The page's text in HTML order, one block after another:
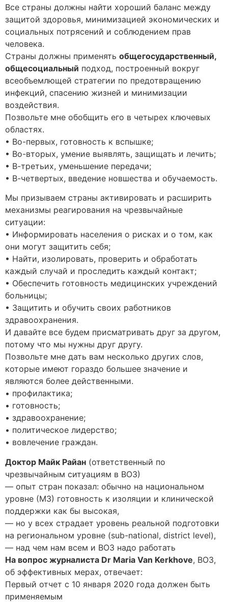
Все страны должны найти хороший баланс между
защитой здоровья, минимизацией экономических и
социальных потрясений и соблюдением прав
человека.
Страны должны применять общегосударственный,
общесоциальный подход, построенный вокруг
всеобъемлющей стратегии по предотвращению
инфекций, спасению жизней и минимизации
воздействия.
Позвольте мне обобщить его в четырех ключевых
областях.
• Во-первых, готовность к вспышке;
• Во-вторых, умение выявлять, защищать и лечить;
• В-третьих, уменьшение передачи;
• В-четвертых, введение новшества и обучаемость.
Мы призываем страны активировать и расширить
механизмы реагирования на чрезвычайные
ситуации:
• Информировать населения о рисках и о том, как
они могут защитить себя;
• Найти, изолировать, проверить и обработать
каждый случай и проследить каждый контакт;
• Обеспечить готовность медицинских учреждений
больницы;
• Защитить и обучить своих работников
здравоохранения.
И давайте все будем присматривать друг за другом,
потому что мы нужны друг другу.
Позвольте мне дать вам несколько других слов,
которые имеют гораздо большее значение и
являются более действенными.
• профилактика;
• готовность;
• здравоохранение;
• политическое лидерство;
• вовлечение граждан.
Доктор Майк Райан (ответственный по
чрезвычайным ситуациям в ВОЗ)
— опыт стран показал: обычно на национальном
уровне (МЗ) готовность к изоляции и клинической
поддержки как бы высокая,
— но у всех страдает уровень реальной подготовки
на региональном уровне (sub-national, district level),
— над чем нам всем и ВОЗ надо работать
На вопрос журналиста Dr Maria Van Kerkhove, ВОЗ,
об эффективных мерах, отвечает:
Первый отчет с 10 января 2020 года должен быть
применяемым